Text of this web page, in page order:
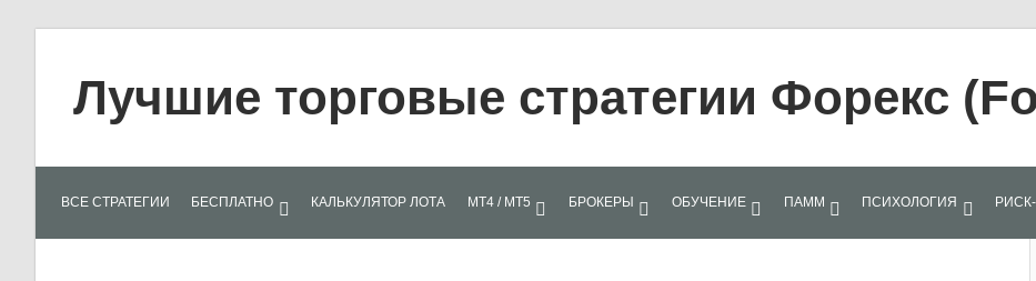
contentЛучшие торговые стратегии Форекс
для
ВСЕ СТРАТЕГИИ БЕСПЛАТНО КАЛЬКУЛЯТОР ЛОТА МТ4 / МТ5 БРОКЕРЫ ОБУЧЕНИЕ ПАММ ПСИХОЛОГИЯ